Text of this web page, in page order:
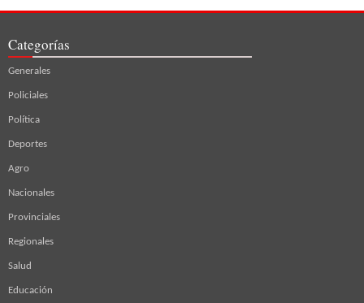
Categorías
Generales
Policiales
Política
Deportes
Agro
Nacionales
Provinciales
Regionales
Salud
Educación